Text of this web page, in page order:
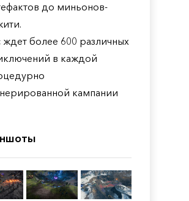
до миньонов-
ждет более 600 различных
в каждой
кампании